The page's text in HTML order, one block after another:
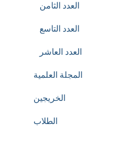
العدد الثامن
العدد التاسع
العدد العاشر
المجلة العلمية
الخريجين
الطلاب